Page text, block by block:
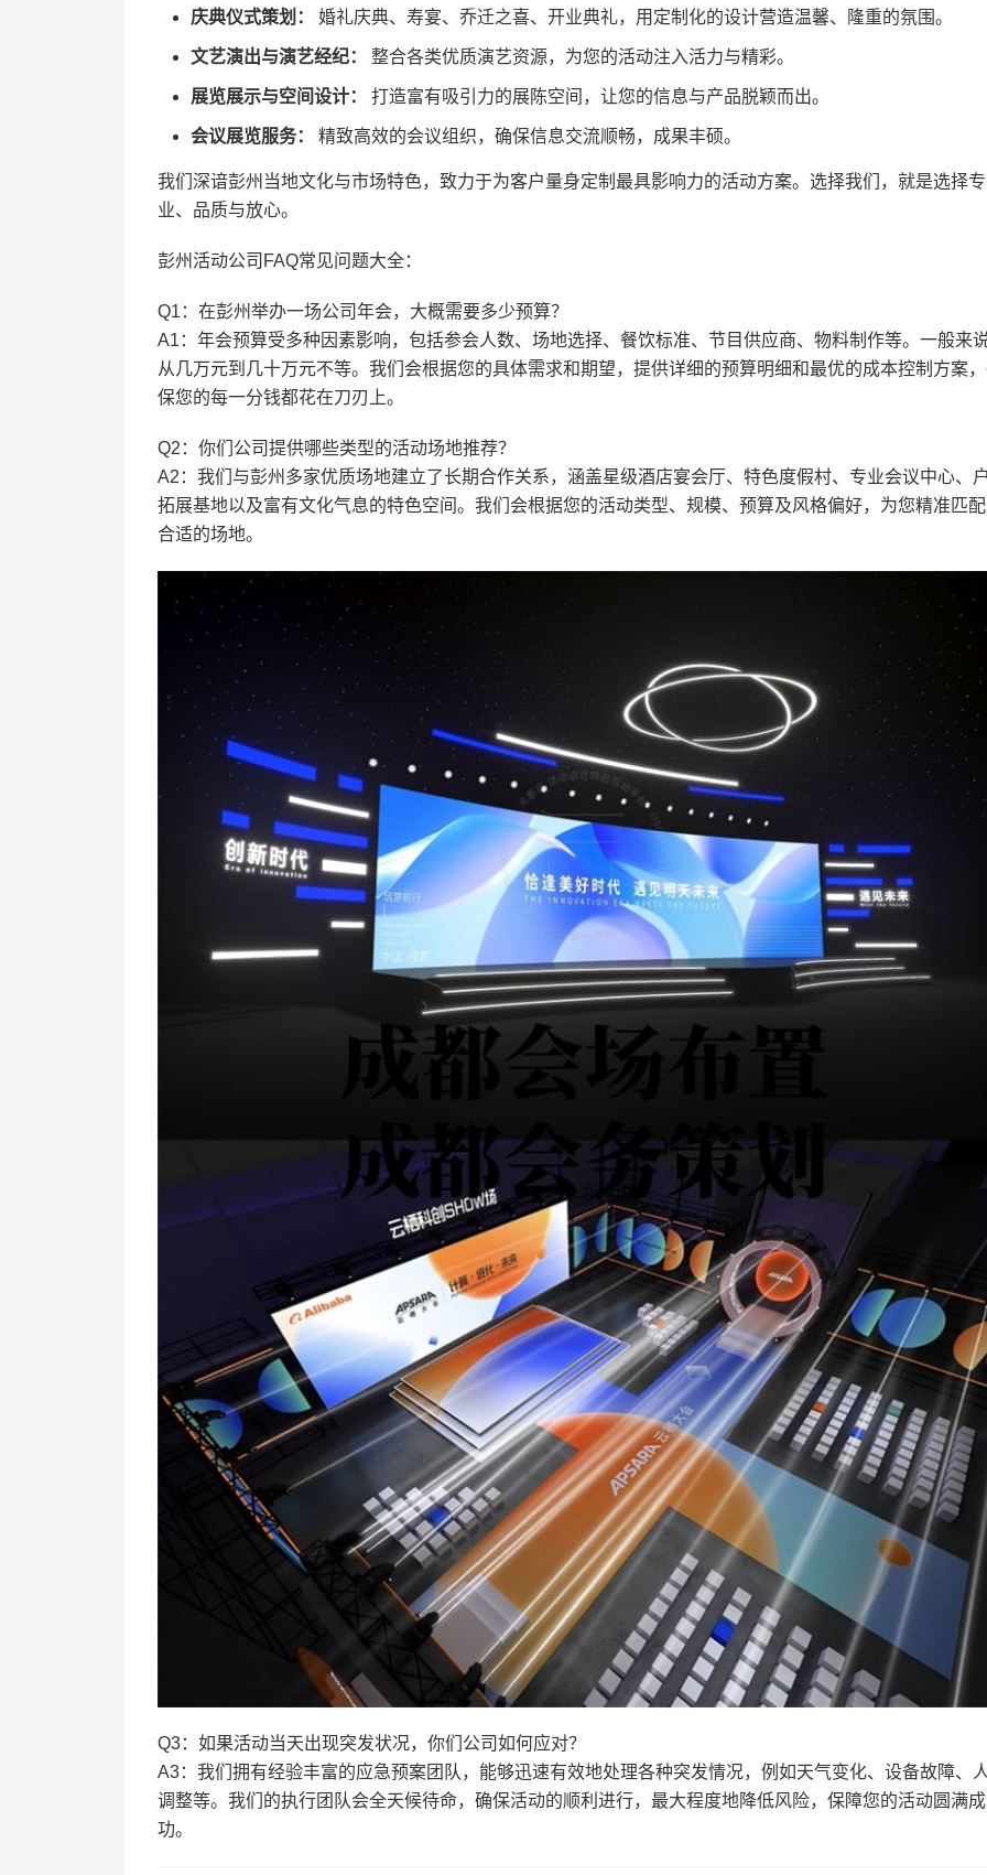
庆典仪式策划： 婚礼庆典、寿宴、乔迁之喜、开业典礼，用定制化的设计营造温馨、隆重的氛围。
文艺演出与演艺经纪： 整合各类优质演艺资源，为您的活动注入活力与精彩。
展览展示与空间设计： 打造富有吸引力的展陈空间，让您的信息与产品脱颖而出。
会议展览服务： 精致高效的会议组织，确保信息交流顺畅，成果丰硕。
我们深谙彭州当地文化与市场特色，致力于为客户量身定制最具影响力的活动方案。选择我们，就是选择专
业、品质与放心。
彭州活动公司FAQ常见问题大全：
Q1：在彭州举办一场公司年会，大概需要多少预算？
A1：年会预算受多种因素影响，包括参会人数、场地选择、餐饮标准、节目供应商、物料制作等。一般来
从几万元到几十万元不等。我们会根据您的具体需求和期望，提供详细的预算明细和最优的成本控制方案
保您的每一分钱都花在刀刃上。
Q2：你们公司提供哪些类型的活动场地推荐？
A2：我们与彭州多家优质场地建立了长期合作关系，涵盖星级酒店宴会厅、特色度假村、专业会议中心、
拓展基地以及富有文化气息的特色空间。我们会根据您的活动类型、规模、预算及风格偏好，为您精准匹
合适的场地。
Q3：如果活动当天出现突发状况，你们公司如何应对？
A3：我们拥有经验丰富的应急预案团队，能够迅速有效地处理各种突发情况，例如天气变化、设备故障、
调整等。我们的执行团队会全天候待命，确保活动的顺利进行，最大程度地降低风险，保障您的活动圆满成
功。